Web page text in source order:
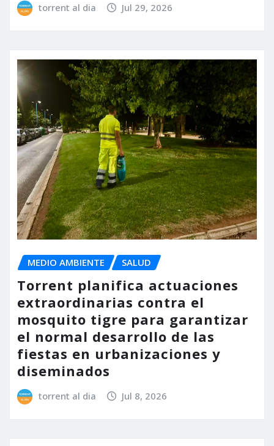
torrent al dia Jul 29, 2026
MEDIO AMBIENTE SALUD
Torrent planifica actuaciones
extraordinarias contra el
mosquito tigre para garantizar
el normal desarrollo de las
fiestas en urbanizaciones y
diseminados
torrent al dia Jul 8, 2026